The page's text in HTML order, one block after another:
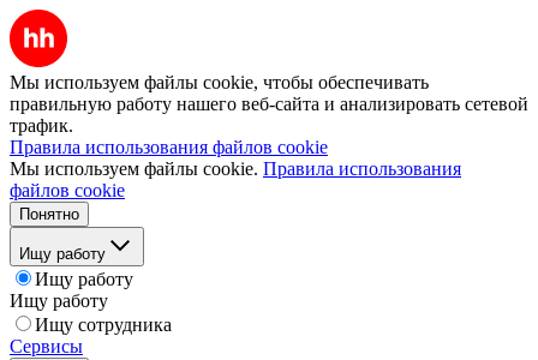
Мы используем файлы cookie, чтобы обеспечивать
правильную работу нашего веб-сайта и анализировать сетевой
трафик.
Правила использования файлов cookie
Мы используем файлы cookie. Правила использования
файлов cookie
Понятно
Ищу работу
Ищу работу
Ищу работу
Ищу сотрудника
Сервисы